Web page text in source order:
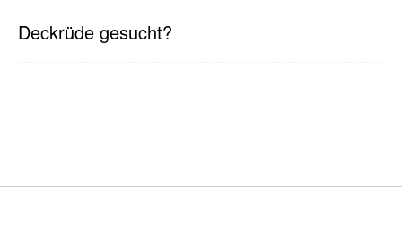
Deckrüde gesucht?